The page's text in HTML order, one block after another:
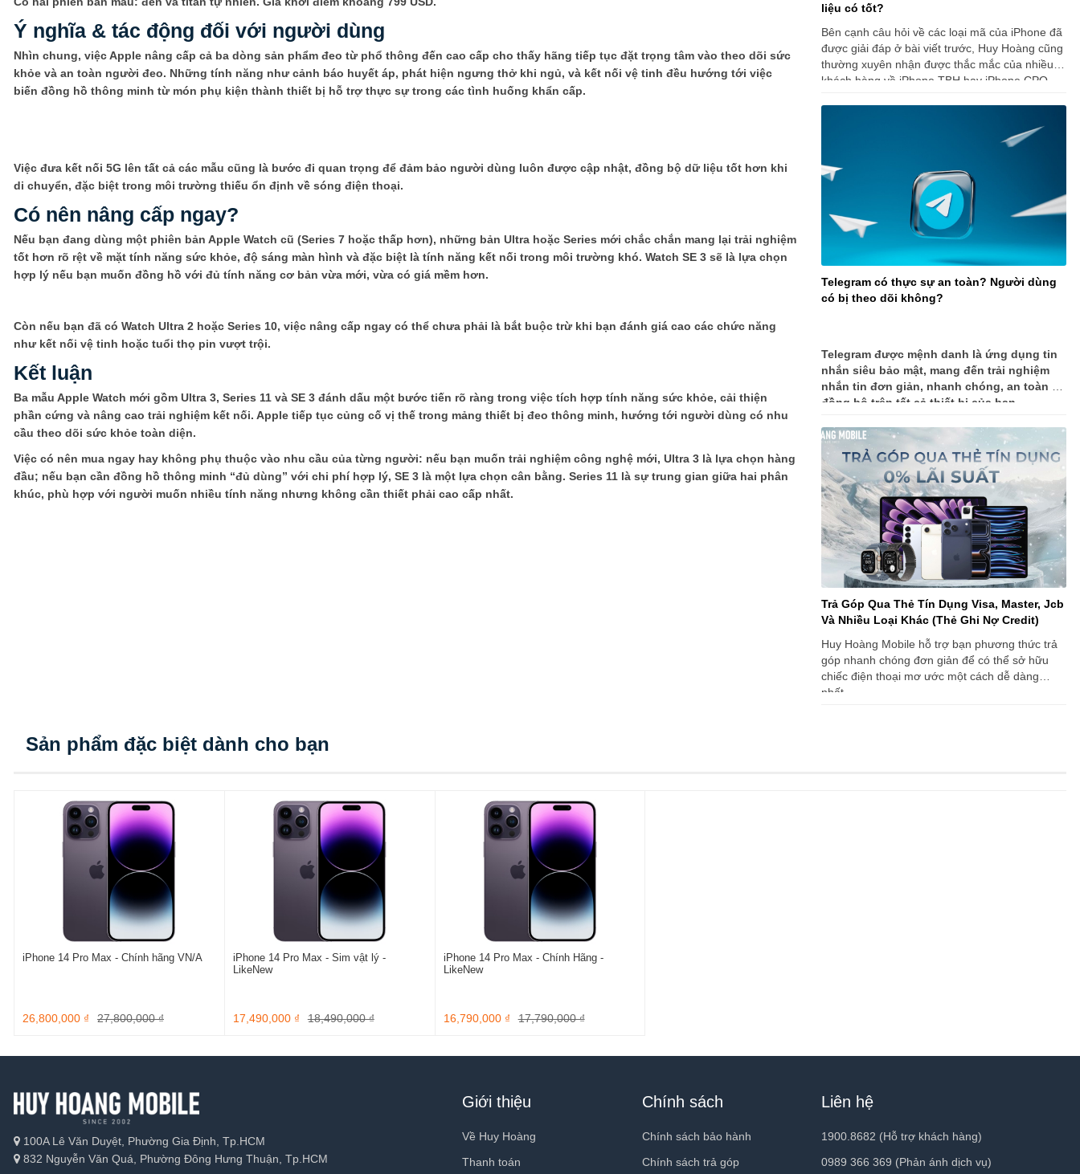
Ý nghĩa & tác động đối với người dùng
Nhìn chung, việc Apple nâng cấp cả ba dòng sản phẩm đeo từ phổ thông đến cao cấp cho thấy hãng tiếp tục đặt trọng tâm vào theo dõi sức
khỏe và an toàn người đeo. Những tính năng như cảnh báo huyết áp, phát hiện ngưng thở khi ngủ, và kết nối vệ tinh đều hướng tới việc
biến đồng hồ thông minh từ món phụ kiện thành thiết bị hỗ trợ thực sự trong các tình huống khẩn cấp.
Việc đưa kết nối 5G lên tất cả các mẫu cũng là bước đi quan trọng để đảm bảo người dùng luôn được cập nhật, đồng bộ dữ liệu tốt hơn khi
di chuyển, đặc biệt trong môi trường thiếu ổn định về sóng điện thoại.
Có nên nâng cấp ngay?
Nếu bạn đang dùng một phiên bản Apple Watch cũ (Series 7 hoặc thấp hơn), những bản Ultra hoặc Series mới chắc chắn mang lại trải nghiệm
tốt hơn rõ rệt về mặt tính năng sức khỏe, độ sáng màn hình và đặc biệt là tính năng kết nối trong môi trường khó. Watch SE 3 sẽ là lựa chọn
hợp lý nếu bạn muốn đồng hồ với đủ tính năng cơ bản vừa mới, vừa có giá mềm hơn.
Còn nếu bạn đã có Watch Ultra 2 hoặc Series 10, việc nâng cấp ngay có thể chưa phải là bắt buộc trừ khi bạn đánh giá cao các chức năng
như kết nối vệ tinh hoặc tuổi thọ pin vượt trội.
Kết luận
Ba mẫu Apple Watch mới gồm Ultra 3, Series 11 và SE 3 đánh dấu một bước tiến rõ ràng trong việc tích hợp tính năng sức khỏe, cải thiện
phần cứng và nâng cao trải nghiệm kết nối. Apple tiếp tục củng cố vị thế trong mảng thiết bị đeo thông minh, hướng tới người dùng có nhu
cầu theo dõi sức khỏe toàn diện.
Việc có nên mua ngay hay không phụ thuộc vào nhu cầu của từng người: nếu bạn muốn trải nghiệm công nghệ mới, Ultra 3 là lựa chọn hàng
đầu; nếu bạn cần đồng hồ thông minh “đủ dùng” với chi phí hợp lý, SE 3 là một lựa chọn cân bằng. Series 11 là sự trung gian giữa hai phân
khúc, phù hợp với người muốn nhiều tính năng nhưng không cần thiết phải cao cấp nhất.
liệu có tốt?
Bên cạnh câu hỏi về các loại mã của iPhone đã
được giải đáp ở bài viết trước, Huy Hoàng cũng
thường xuyên nhận được thắc mắc của nhiều
khách hàng về iPhone TBH hay iPhone CPO.
Telegram có thực sự an toàn? Người dùng
có bị theo dõi không?
Telegram được mệnh danh là ứng dụng tin
nhắn siêu bảo mật, mang đến trải nghiệm
nhắn tin đơn giản, nhanh chóng, an toàn và
đồng bộ trên tất cả thiết bị của bạn.
Trả Góp Qua Thẻ Tín Dụng Visa, Master, Jcb
Và Nhiều Loại Khác (Thẻ Ghi Nợ Credit)
Huy Hoàng Mobile hỗ trợ bạn phương thức trả
góp nhanh chóng đơn giản để có thể sở hữu
chiếc điện thoại mơ ước một cách dễ dàng
nhất.
Sản phẩm đặc biệt dành cho bạn
iPhone 14 Pro Max - Chính hãng VN/A
26,800,000 ₫ 27,800,000 ₫
iPhone 14 Pro Max - Sim vật lý -
LikeNew
17,490,000 ₫ 18,490,000 ₫
iPhone 14 Pro Max - Chính Hãng -
LikeNew
16,790,000 ₫ 17,790,000 ₫
100A Lê Văn Duyệt, Phường Gia Định, Tp.HCM
832 Nguyễn Văn Quá, Phường Đông Hưng Thuận, Tp.HCM
Giới thiệu
Về Huy Hoàng
Thanh toán
Chính sách
Chính sách bảo hành
Chính sách trả góp
Liên hệ
1900.8682 (Hỗ trợ khách hàng)
0989 366 369 (Phản ánh dịch vụ)